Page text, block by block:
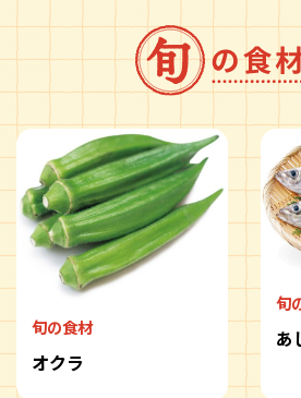
旬の食材
オクラ
旬
あ